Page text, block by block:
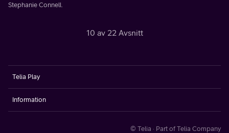
Stephanie Connell.
10 av 22 Avsnitt
Telia Play
Information
© Telia · Part of Telia Company